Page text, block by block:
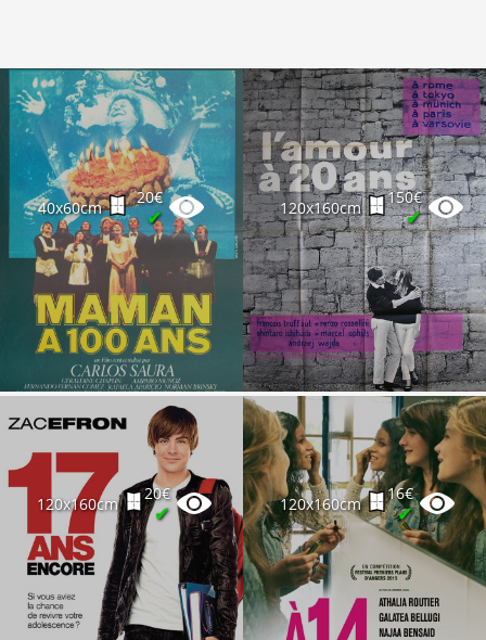
40x60cm
20€
✔ 120x160cm
150€
✔
120x160cm
20€
✔ 120x160cm
16€
✔